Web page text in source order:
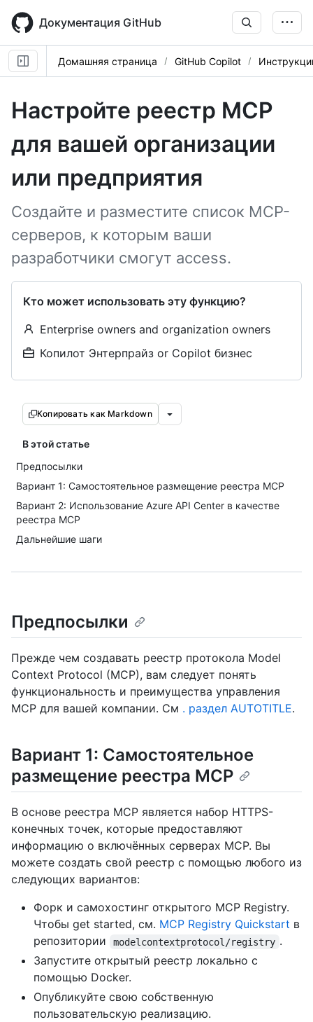
main
content
Документация GitHub
Домашняя страница GitHub Copilot
Настройте реестр MCP
для вашей организации
или предприятия
Создайте и разместите список MCP-
серверов, к которым ваши
разработчики смогут access.
Кто может использовать эту функцию?
Enterprise owners and organization owners
Копилот Энтерпрайз or Copilot бизнес
Копировать как Markdown
В этой статье
Предпосылки
Вариант 1: Самостоятельное размещение реестра MCP
Вариант 2: Использование Azure API Center в качестве
реестра MCP
Дальнейшие шаги
Предпосылки
Прежде чем создавать реестр протокола Model
Context Protocol (MCP), вам следует понять
функциональность и преимущества управления
MCP для вашей компании. См . раздел AUTOTITLE.
Вариант 1: Самостоятельное
размещение реестра MCP
В основе реестра MCP является набор HTTPS-
конечных точек, которые предоставляют
информацию о включённых серверах MCP. Вы
можете создать свой реестр с помощью любого из
следующих вариантов:
Форк и самохостинг открытого MCP Registry.
Чтобы get started, см. MCP Registry Quickstart в
репозитории
modelcontextprotocol/registry .
Запустите открытый реестр локально с
помощью Docker.
Опубликуйте свою собственную
пользовательскую реализацию.